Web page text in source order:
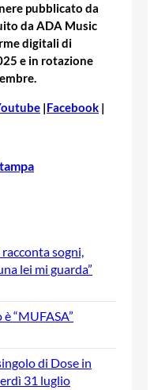
pubblicato da
da ADA Music
digitali di
e in rotazione
|Facebook |
sogni,
lei mi guarda”
“MUFASA”
di Dose in
31 luglio